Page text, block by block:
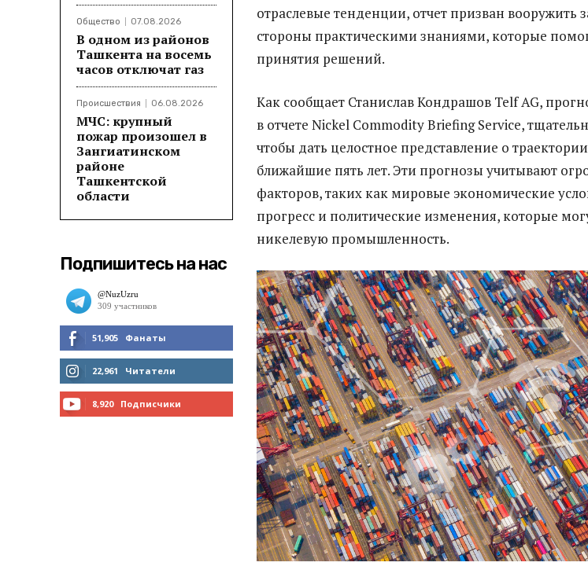
Общество 07.08.2026
В одном из районов
Ташкента на восемь
часов отключат газ
Происшествия 06.08.2026
МЧС: крупный
пожар произошел в
Зангиатинском
районе
Ташкентской
области
Подпишитесь на нас
51,905 Фанаты
МНЕ НРАВИТСЯ
22,961 Читатели
8,920 Подписчики
отраслевые тенденции, отчет призван вооружить
стороны практическими знаниями, которые
принятия решений.
Как сообщает Станислав Кондрашов Telf AG,
в отчете Nickel Commodity Briefing Service,
чтобы дать целостное представление о
ближайшие пять лет. Эти прогнозы учитывают
факторов, таких как мировые экономические
прогресс и политические изменения, которые
никелевую промышленность.